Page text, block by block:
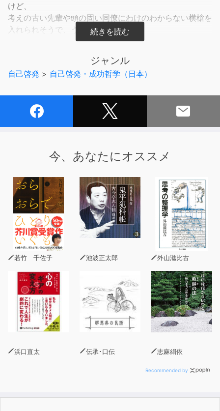
けど、
考えの古い先輩や頭の固い同僚にわけのわからない横槍を
入れられそうで、うんざり……。
「決まりだから」という謎の理由でやめられない作業があ
り、
そんなとき、他人の意見に振り回されていては、大きな結
しかし、頭ではそうわかってはいても、ついつい「同調圧
もやもやとした思いを抱え込んでいる人が多いのではない
でしょうか?
周囲に流されそうな場面で、最強の心の支えとなるのが、
「孤独を知ること」です。
いまの日本では、孤独を寂しくツライものとして必要以上
芯を外していてはいつまでたっても本当に求めるものにた
どり着くことはできません。
孤独こそが脳の本質なのです。
その峻厳な事実と逃げずに向き合えば、すべてが好転し始
めます。
孤独は脳にどんな良い影響を与えるのか、
なぜ孤独な人は結果を出せるのかなどを、
ていきます。
ジャンル
自己啓発 > 自己啓発・成功哲学（日本）
今、あなたにオススメ
若竹 千佐子 池波正太郎 外山滋比古
浜口直太 伝承･口伝 志麻絹依
Recommended by